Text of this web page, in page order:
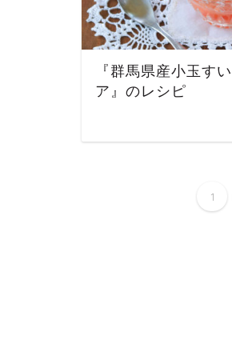
『群馬県産小玉す
ア』のレシピ
1